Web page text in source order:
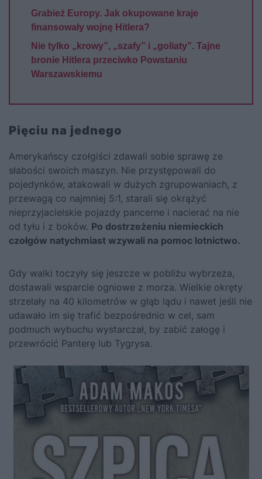
Grabież Europy. Jak okupowane kraje
finansowały wojnę Hitlera?
Nie tylko „krowy”, „szafy” i „goliaty”. Tajne
bronie Hitlera przeciwko Powstaniu
Warszawskiemu
Pięciu na jednego
Amerykańscy czołgiści zdawali sobie sprawę ze
słabości swoich maszyn. Nie przystępowali do
pojedynków, atakowali w dużych zgrupowaniach, z
przewagą co najmniej 5:1, starali się okrążyć
nieprzyjacielskie pojazdy pancerne i nacierać na nie
od tyłu i z boków. Po dostrzeżeniu niemieckich
czołgów natychmiast wzywali na pomoc lotnictwo.
Gdy walki toczyły się jeszcze w pobliżu wybrzeża,
dostawali wsparcie ogniowe z morza. Wielkie okręty
strzelały na 40 kilometrów w głąb lądu i nawet jeśli nie
udawało im się trafić bezpośrednio w cel, sam
podmuch wybuchu wystarczał, by zabić załogę i
przewrócić Panterę lub Tygrysa.